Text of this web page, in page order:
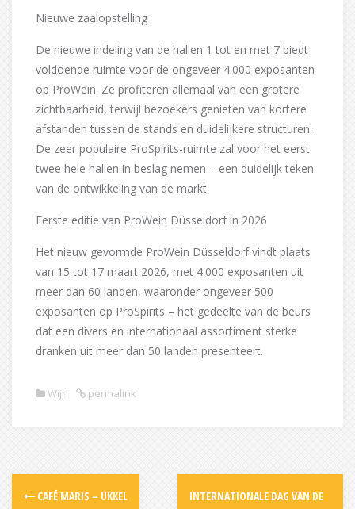
Nieuwe zaalopstelling
De nieuwe indeling van de hallen 1 tot en met 7 biedt
voldoende ruimte voor de ongeveer 4.000 exposanten
op ProWein. Ze profiteren allemaal van een grotere
zichtbaarheid, terwijl bezoekers genieten van kortere
afstanden tussen de stands en duidelijkere structuren.
De zeer populaire ProSpirits-ruimte zal voor het eerst
twee hele hallen in beslag nemen – een duidelijk teken
van de ontwikkeling van de markt.
Eerste editie van ProWein Düsseldorf in 2026
Het nieuw gevormde ProWein Düsseldorf vindt plaats
van 15 tot 17 maart 2026, met 4.000 exposanten uit
meer dan 60 landen, waaronder ongeveer 500
exposanten op ProSpirits – het gedeelte van de beurs
dat een divers en internationaal assortiment sterke
dranken uit meer dan 50 landen presenteert.
Wijn permalink
Post
CAFÉ MARIS – UKKEL
INTERNATIONALE DAG VAN DE